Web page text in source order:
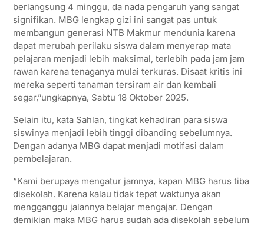
berlangsung 4 minggu, da nada pengaruh yang sangat
signifikan. MBG lengkap gizi ini sangat pas untuk
membangun generasi NTB Makmur mendunia karena
dapat merubah perilaku siswa dalam menyerap mata
pelajaran menjadi lebih maksimal, terlebih pada jam jam
rawan karena tenaganya mulai terkuras. Disaat kritis ini
mereka seperti tanaman tersiram air dan kembali
segar,”ungkapnya, Sabtu 18 Oktober 2025.
Selain itu, kata Sahlan, tingkat kehadiran para siswa
siswinya menjadi lebih tinggi dibanding sebelumnya.
Dengan adanya MBG dapat menjadi motifasi dalam
pembelajaran.
“Kami berupaya mengatur jamnya, kapan MBG harus tiba
disekolah. Karena kalau tidak tepat waktunya akan
mengganggu jalannya belajar mengajar. Dengan
demikian maka MBG harus sudah ada disekolah sebelum